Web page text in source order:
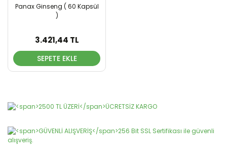
Panax Ginseng ( 60 Kapsül
)
3.421,44 TL
SEPETE EKLE